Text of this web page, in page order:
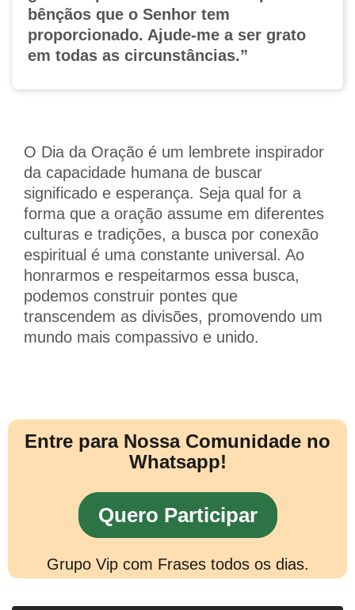
bênçãos que o Senhor tem
proporcionado. Ajude-me a ser grato
em todas as circunstâncias.”
O Dia da Oração é um lembrete inspirador
da capacidade humana de buscar
significado e esperança. Seja qual for a
forma que a oração assume em diferentes
culturas e tradições, a busca por conexão
espiritual é uma constante universal. Ao
honrarmos e respeitarmos essa busca,
podemos construir pontes que
transcendem as divisões, promovendo um
mundo mais compassivo e unido.
Entre para Nossa Comunidade no
Whatsapp!
Quero Participar
Grupo Vip com Frases todos os dias.